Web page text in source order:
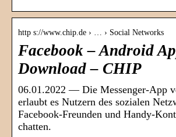
http s://www.chip.de › … › Social Networks
Facebook – Android
Download – CHIP
06.01.2022 — Die Messenger-App
erlaubt es Nutzern des sozialen
Facebook-Freunden und Handy-
chatten.